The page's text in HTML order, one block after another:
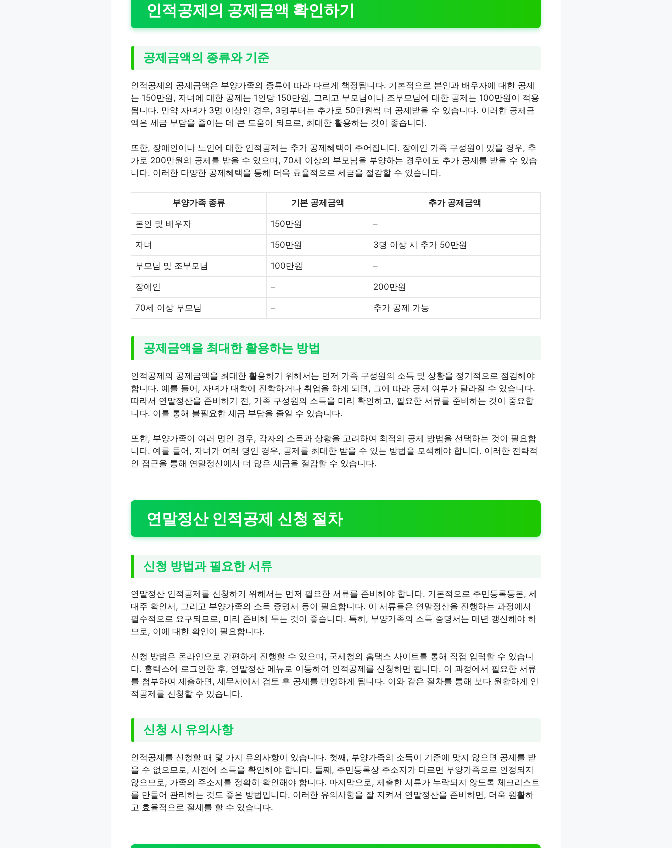
인적공제의 공제금액 확인하기
공제금액의 종류와 기준
인적공제의 공제금액은 부양가족의 종류에 따라 다르게 책정됩니다. 기본적으로 본인과 배우자에 대한 공제
는 150만원, 자녀에 대한 공제는 1인당 150만원, 그리고 부모님이나 조부모님에 대한 공제는 100만원이 적용
됩니다. 만약 자녀가 3명 이상인 경우, 3명부터는 추가로 50만원씩 더 공제받을 수 있습니다. 이러한 공제금
액은 세금 부담을 줄이는 데 큰 도움이 되므로, 최대한 활용하는 것이 좋습니다.
또한, 장애인이나 노인에 대한 인적공제는 추가 공제혜택이 주어집니다. 장애인 가족 구성원이 있을 경우, 추
가로 200만원의 공제를 받을 수 있으며, 70세 이상의 부모님을 부양하는 경우에도 추가 공제를 받을 수 있습
니다. 이러한 다양한 공제혜택을 통해 더욱 효율적으로 세금을 절감할 수 있습니다.
부양가족 종류 기본 공제금액 추가 공제금액
본인 및 배우자 150만원 –
자녀 150만원 3명 이상 시 추가 50만원
부모님 및 조부모님 100만원 –
장애인 – 200만원
70세 이상 부모님 – 추가 공제 가능
공제금액을 최대한 활용하는 방법
인적공제의 공제금액을 최대한 활용하기 위해서는 먼저 가족 구성원의 소득 및 상황을 정기적으로 점검해야
합니다. 예를 들어, 자녀가 대학에 진학하거나 취업을 하게 되면, 그에 따라 공제 여부가 달라질 수 있습니다.
따라서 연말정산을 준비하기 전, 가족 구성원의 소득을 미리 확인하고, 필요한 서류를 준비하는 것이 중요합
니다. 이를 통해 불필요한 세금 부담을 줄일 수 있습니다.
또한, 부양가족이 여러 명인 경우, 각자의 소득과 상황을 고려하여 최적의 공제 방법을 선택하는 것이 필요합
니다. 예를 들어, 자녀가 여러 명인 경우, 공제를 최대한 받을 수 있는 방법을 모색해야 합니다. 이러한 전략적
인 접근을 통해 연말정산에서 더 많은 세금을 절감할 수 있습니다.
연말정산 인적공제 신청 절차
신청 방법과 필요한 서류
연말정산 인적공제를 신청하기 위해서는 먼저 필요한 서류를 준비해야 합니다. 기본적으로 주민등록등본, 세
대주 확인서, 그리고 부양가족의 소득 증명서 등이 필요합니다. 이 서류들은 연말정산을 진행하는 과정에서
필수적으로 요구되므로, 미리 준비해 두는 것이 좋습니다. 특히, 부양가족의 소득 증명서는 매년 갱신해야 하
므로, 이에 대한 확인이 필요합니다.
신청 방법은 온라인으로 간편하게 진행할 수 있으며, 국세청의 홈택스 사이트를 통해 직접 입력할 수 있습니
다. 홈택스에 로그인한 후, 연말정산 메뉴로 이동하여 인적공제를 신청하면 됩니다. 이 과정에서 필요한 서류
를 첨부하여 제출하면, 세무서에서 검토 후 공제를 반영하게 됩니다. 이와 같은 절차를 통해 보다 원활하게 인
적공제를 신청할 수 있습니다.
신청 시 유의사항
인적공제를 신청할 때 몇 가지 유의사항이 있습니다. 첫째, 부양가족의 소득이 기준에 맞지 않으면 공제를 받
을 수 없으므로, 사전에 소득을 확인해야 합니다. 둘째, 주민등록상 주소지가 다르면 부양가족으로 인정되지
않으므로, 가족의 주소지를 정확히 확인해야 합니다. 마지막으로, 제출한 서류가 누락되지 않도록 체크리스트
를 만들어 관리하는 것도 좋은 방법입니다. 이러한 유의사항을 잘 지켜서 연말정산을 준비하면, 더욱 원활하
고 효율적으로 절세를 할 수 있습니다.